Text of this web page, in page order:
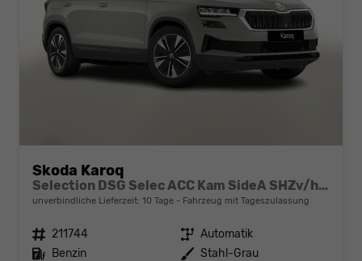
Skoda Karoq
Selection DSG Selec ACC Kam SideA SHZv/h Kessy SunS
unverbindliche Lieferzeit: 10 Tage Fahrzeug mit Tageszulassung
Fahrzeugnr. 211744 Getriebe Automatik
Kraftstoff Benzin Außenfarbe Stahl-Grau